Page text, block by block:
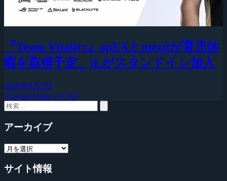
『Team Vitality』apEXとmeziiが育児休
暇を取得予定、jLがスタンドイン加入
2026年8月5日
Counter-Strike 2 (CS2)
アーカイブ
サイト情報